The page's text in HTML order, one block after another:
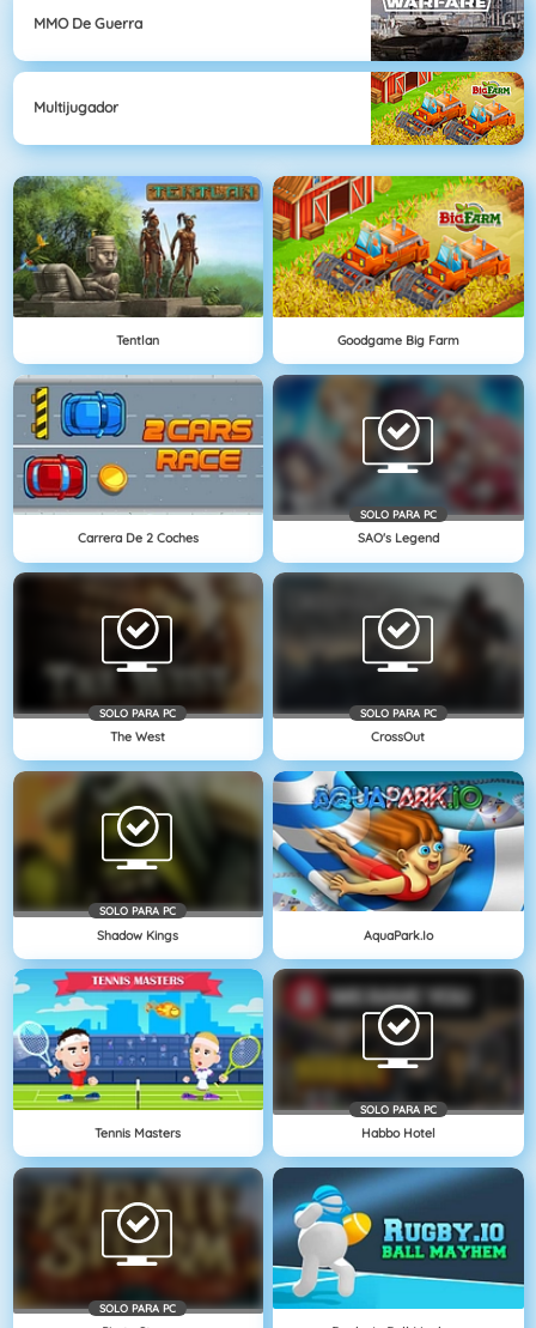
MMO De Guerra
Multijugador
Tentlan Goodgame Big Farm
Carrera De 2 Coches
SOLO PARA PC
SAO's Legend
SOLO PARA PC
The West
SOLO PARA PC
CrossOut
SOLO PARA PC
Shadow Kings AquaPark.io
Tennis Masters
SOLO PARA PC
Habbo Hotel
SOLO PARA PC